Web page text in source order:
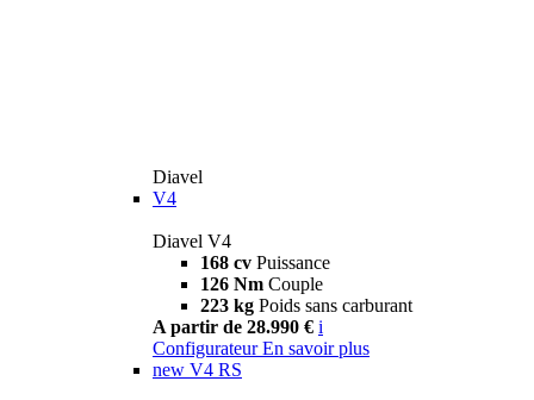
Diavel
V4
Diavel V4
168 cv Puissance
126 Nm Couple
223 kg Poids sans carburant
A partir de 28.990 € i
Configurateur En savoir plus
new V4 RS